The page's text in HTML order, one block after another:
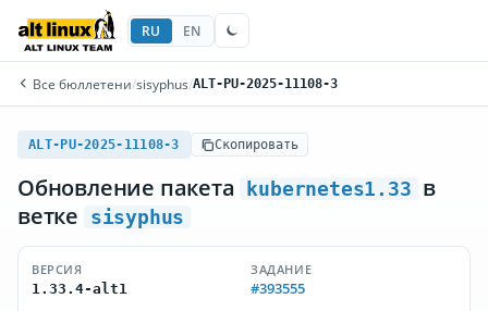
RU EN
Все бюллетени/sisyphus/ALT-PU-2025-11108-3
ALT-PU-2025-11108-3 Скопировать
Обновление пакета kubernetes1.33 в
ветке
sisyphus
ВЕРСИЯ
1.33.4-alt1
ЗАДАНИЕ
#393555